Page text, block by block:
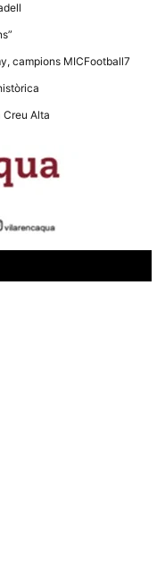
campions MICFootball7
Alta
d'ús
a millorar
lloc web